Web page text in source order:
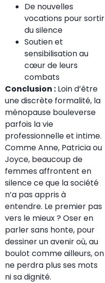
De nouvelles
vocations pour sortir
du silence
Soutien et
sensibilisation au
cœur de leurs
combats
Conclusion : Loin d’être
une discrète formalité, la
ménopause bouleverse
parfois la vie
professionnelle et intime.
Comme Anne, Patricia ou
Joyce, beaucoup de
femmes affrontent en
silence ce que la société
n’a pas appris à
entendre. Le premier pas
vers le mieux ? Oser en
parler sans honte, pour
dessiner un avenir où, au
boulot comme ailleurs, on
ne perdra plus ses mots
ni sa dignité.